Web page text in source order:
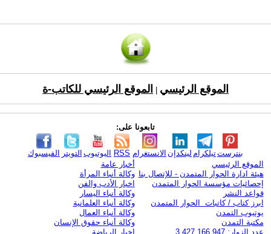
الموقع الرئيسي الموقع الرئيسي للكاتب-ة
تابعونا على:
الفيسبوك التويتر اليوتيوب RSS الانستغرام لينكدإن تيلكرامبنترست
الموقع الرئيسي
هيئة ادارة الحوار المتمدن - للإتصال بنا
إحصائيات مؤسسة الحوار المتمدن
قواعد النشر
ابرز كتاب / كاتبات الحوار المتمدن
يوتيوب التمدن
مكتبة التمدن
عدد الزوار: 3,427,166,947
أخبار عامة
وكالة أنباء المرأة
اخبار الأدب والفن
وكالة أنباء اليسار
وكالة أنباء العلمانية
وكالة أنباء العمال
وكالة أنباء حقوق الإنسان
اخبار الرياضة